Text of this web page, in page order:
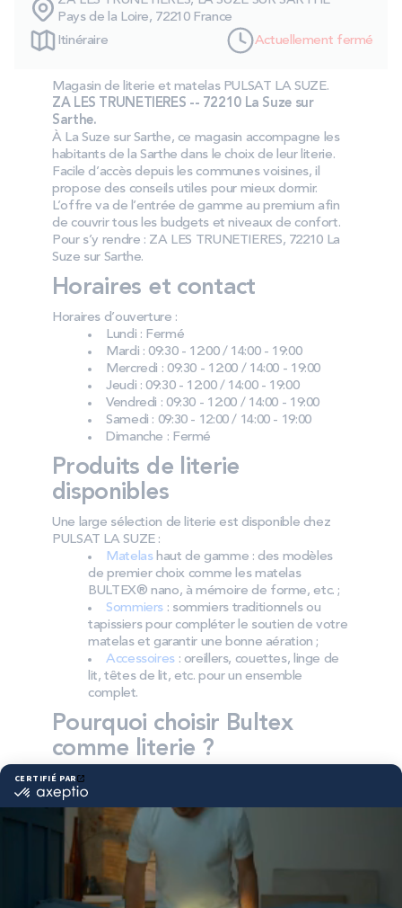
PROMOS
Nos engagements
Storelocator
ContactMon compte
Pays de la Loire, 72210 France
Itinéraire
Actuellement fermé
Magasin de literie et matelas PULSAT LA SUZE.
ZA LES TRUNETIERES -- 72210 La Suze sur
Sarthe.
À La Suze sur Sarthe, ce magasin accompagne les
habitants de la Sarthe dans le choix de leur literie.
Facile d’accès depuis les communes voisines, il
propose des conseils utiles pour mieux dormir.
L’offre va de l’entrée de gamme au premium afin
de couvrir tous les budgets et niveaux de confort.
Pour s’y rendre : ZA LES TRUNETIERES, 72210 La
Suze sur Sarthe.
Horaires et contact
Horaires d’ouverture :
Lundi : Fermé
Mardi : 09:30 - 12:00 / 14:00 - 19:00
Mercredi : 09:30 - 12:00 / 14:00 - 19:00
Jeudi : 09:30 - 12:00 / 14:00 - 19:00
Vendredi : 09:30 - 12:00 / 14:00 - 19:00
Samedi : 09:30 - 12:00 / 14:00 - 19:00
Dimanche : Fermé
Produits de literie
disponibles
Une large sélection de literie est disponible chez
PULSAT LA SUZE :
Matelashaut de gamme : des modèles
de premier choix comme les matelas
BULTEX® nano, à mémoire de forme, etc. ;
Sommiers : sommiers traditionnels ou
tapissiers pour compléter le soutien de votre
matelas et garantir une bonne aération ;
Accessoires: oreillers, couettes, linge de
lit, têtes de lit, etc. pour un ensemble
complet.
Pourquoi choisir Bultex
comme literie ?
Bultex est la marque la plus détenue des Français*,
portée par un savoir‑faire reconnu. Les mousses
BULTEX® sont conçues pour offrir un confort
constant et durable.
Chaque dormeur a ses préférences de fermeté. La
gamme Bultex couvre du moelleux au très ferme,
et l’association avec un sommier adapté permet
d’ajuster le soutien et la respirabilité de l’ensemble.